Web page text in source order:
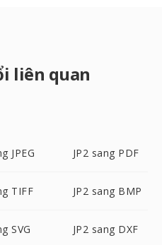
liên quan
JPEG JP2 sang PDF
TIFF JP2 sang BMP
SVG JP2 sang DXF